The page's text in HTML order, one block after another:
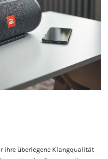
ihre überlegene Klangqualität